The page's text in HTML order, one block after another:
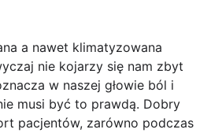
a nawet klimatyzowana
nie kojarzy się nam zbyt
w naszej głowie ból i
musi być to prawdą. Dobry
pacjentów, zarówno podczas